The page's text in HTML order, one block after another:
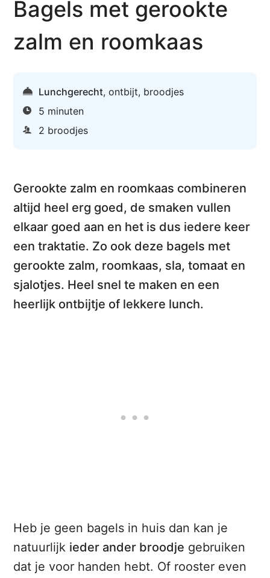
Bagels met gerookte
zalm en roomkaas
Lunchgerecht,ontbijt, broodjes
5 minuten
2 broodjes
Gerookte zalm en roomkaas combineren
altijd heel erg goed, de smaken vullen
elkaar goed aan en het is dus iedere keer
een traktatie. Zo ook deze bagels met
gerookte zalm, roomkaas, sla, tomaat en
sjalotjes. Heel snel te maken en een
heerlijk ontbijtje of lekkere lunch.
Heb je geen bagels in huis dan kan je
natuurlijk ieder ander broodje gebruiken
dat je voor handen hebt. Of rooster even